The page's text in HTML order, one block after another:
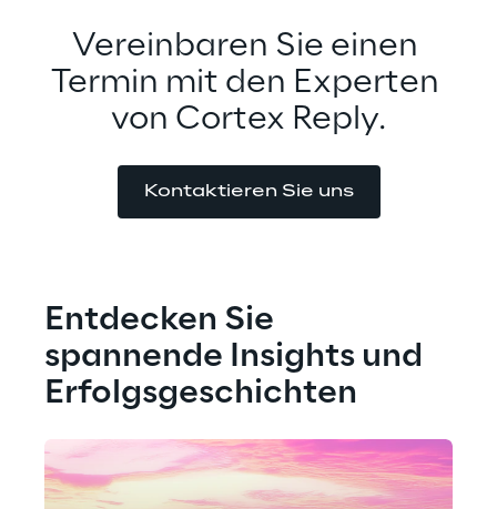
Vereinbaren Sie einen
Termin mit den Experten
von Cortex Reply.
Kontaktieren Sie uns
Entdecken Sie
spannende Insights und
Erfolgsgeschichten